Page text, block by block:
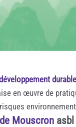
durable
en œuvre de
Mouscronasbl